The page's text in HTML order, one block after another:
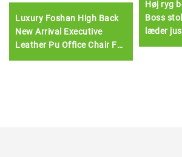
Luxury Foshan High Back
New Arrival Executive
Leather Pu Office Chair For
Høj ryg
Boss
læder
Boss